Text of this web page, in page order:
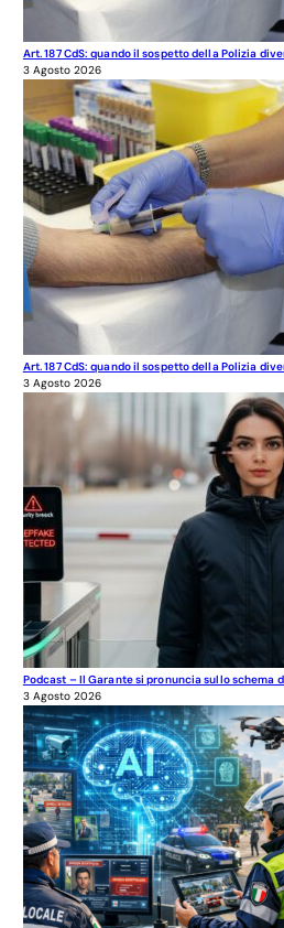
Art. 187 CdS: quando il sospetto della Polizia
3 Agosto 2026
Art. 187 CdS: quando il sospetto della Polizia
3 Agosto 2026
Podcast – Il Garante si pronuncia sullo schema
3 Agosto 2026